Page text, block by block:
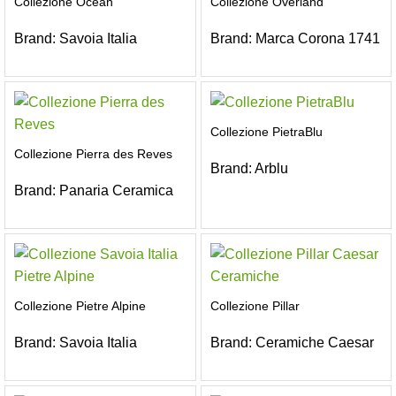
Brand: Savoia Italia Brand: Marca Corona 1741
Collezione Pierra des Reves
Brand: Panaria Ceramica
Collezione PietraBlu
Brand: Arblu
Collezione Pietre Alpine
Brand: Savoia Italia
Collezione Pillar
Brand: Ceramiche Caesar